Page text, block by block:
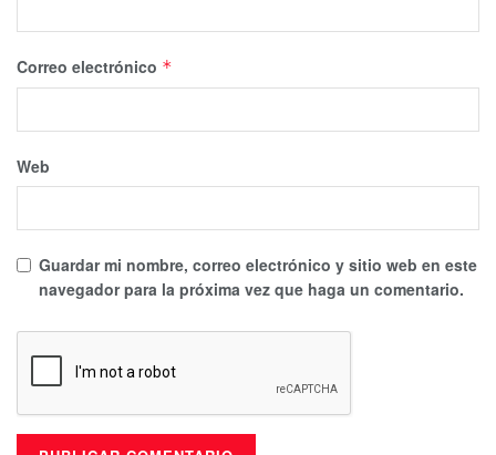
Correo electrónico *
Web
Guardar mi nombre, correo electrónico y sitio web en este
navegador para la próxima vez que haga un comentario.